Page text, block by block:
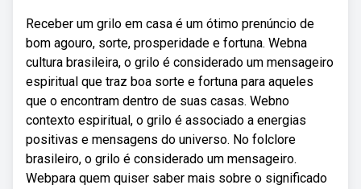
Receber um grilo em casa é um ótimo prenúncio de
bom agouro, sorte, prosperidade e fortuna. Webna
cultura brasileira, o grilo é considerado um mensageiro
espiritual que traz boa sorte e fortuna para aqueles
que o encontram dentro de suas casas. Webno
contexto espiritual, o grilo é ‌associado⁤ a energias
positivas e⁤ mensagens do universo. No folclore
brasileiro, o grilo é considerado um mensageiro.
Webpara quem quiser saber mais sobre o significado